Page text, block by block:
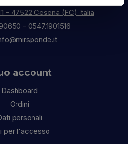
- 47522 Cesena (FC) Italia
- 0547.1901516
account
Dashboard
Ordini
personali
per l'accesso